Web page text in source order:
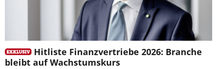
Hitliste Finanzvertriebe 2026: Branche
bleibt auf Wachstumskurs